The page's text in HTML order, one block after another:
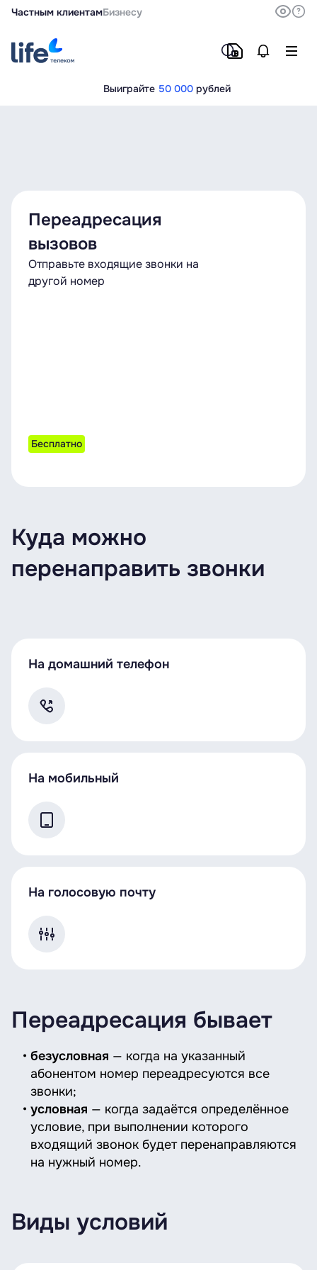
Частным клиентамБизнесу
Выиграйте 50 000 рублей
Переадресация
вызовов
Отправьте входящие звонки на
другой номер
Бесплатно
Куда можно
перенаправить звонки
На домашний телефон
На мобильный
На голосовую почту
Переадресация бывает
безусловная — когда на указанный
абонентом номер переадресуются все
звонки;
условная — когда задаётся определённое
условие, при выполнении которого
входящий звонок будет перенаправляются
на нужный номер.
Виды условий